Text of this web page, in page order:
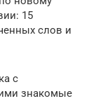
15
слов и
с
знакомые